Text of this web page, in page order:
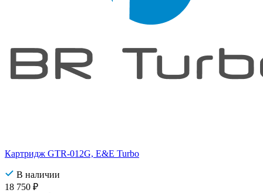
Картридж GTR-012G, E&E Turbo
В наличии
18 750 ₽